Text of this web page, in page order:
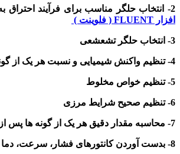
2- انتخاب حلگر مناسب برای فرآیند احتراق به روش EDC در
افزار FLUENT ( فلوینت )
3- انتخاب حلگر تشعشعی
4- تنظیم واکنش شیمیایی و نسبت هر یک از گونه ها در واکنش
5- تنظیم خواص مخلوط
6- تنظیم صحیح شرایط مرزی
7- محاسبه مقدار دقیق هر یک از گونه ها پس از فرآیند
8- بدست آوردن کانتورهای فشار، سرعت، دما و ...